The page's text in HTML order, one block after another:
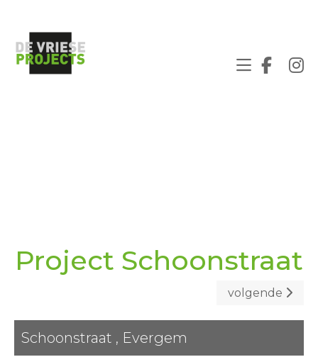
Project Schoonstraat
volgende
Schoonstraat , Evergem